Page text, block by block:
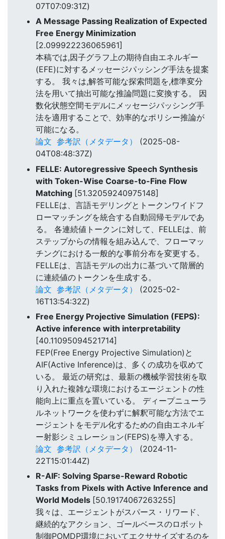
07T07:09:31Z)
A Message Passing Realization of Expected
Free Energy Minimization
[2.099922236065961]
本稿では,因子グラフ上の期待自由エネルギー
(EFE)に対するメッセージパッシング手法を提案
する。 我々は,解答可能な探索問題を,標準変分
法を用いて抽出可能な推論問題に変換する。 因
数化状態空間モデルにメッセージパッシング手
法を適用することで、効率的なポリシー推論が
可能になる。
論文 参考訳（メタデータ）
(2025-08-
04T08:48:37Z)
FELLE: Autoregressive Speech Synthesis
with Token-Wise Coarse-to-Fine Flow
Matching [51.32059240975148]
FELLEは、言語モデリングとトークンワイドフ
ローマッチングを統合する自動回帰モデルであ
る。 各連続値トークンに対して、FELLEは、前
ステップからの情報を組み込んで、フローマッ
チングにおける一般的な事前分布を変更する。
FELLEは、言語モデルの出力に基づいて階層的
に連続値のトークンを生成する。
論文 参考訳（メタデータ）
(2025-02-
16T13:54:32Z)
Free Energy Projective Simulation (FEPS):
Active inference with interpretability
[40.11095094521714]
FEP(Free Energy Projective Simulation)と
AIF(Active Inference)は、多くの成功を収めて
いる。 最近の研究は、最新の機械学習技術を取
り入れた複雑な環境におけるエージェントの性
能向上に重点を置いている。 ディープニューラ
ルネットワークを使わずに解釈可能な方法でエ
ージェントをモデル化するための自由エネルギ
ー射影シミュレーション(FEPS)を導入する。
論文 参考訳（メタデータ）
(2024-11-
22T15:01:44Z)
R-AIF: Solving Sparse-Reward Robotic
Tasks from Pixels with Active Inference and
World Models [50.19174067263255]
我々は、エージェントがスパース・リワード、
継続的なアクション、ゴールベースのロボット
制御POMDP環境においてエクササイズするのを